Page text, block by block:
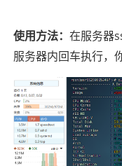
使用方法： 在服务器
服务器内回车执行，